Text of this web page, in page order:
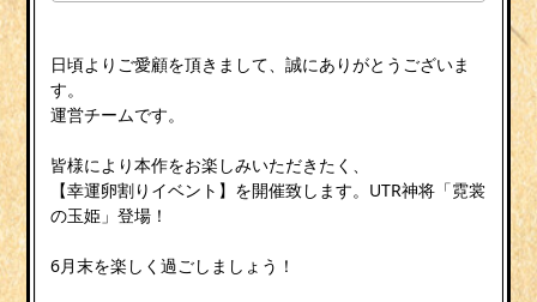
日頃よりご愛顧を頂きまして、誠にありがとうございま
す。
運営チームです。
皆様により本作をお楽しみいただきたく、
【幸運卵割りイベント】を開催致します。UTR神将「霓裳
の玉姫」登場！
6月末を楽しく過ごしましょう！